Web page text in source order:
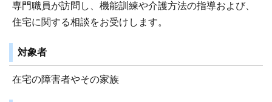
専門職員が訪問し、機能訓練や介護方法の指導および、
住宅に関する相談をお受けします。
対象者
在宅の障害者やその家族